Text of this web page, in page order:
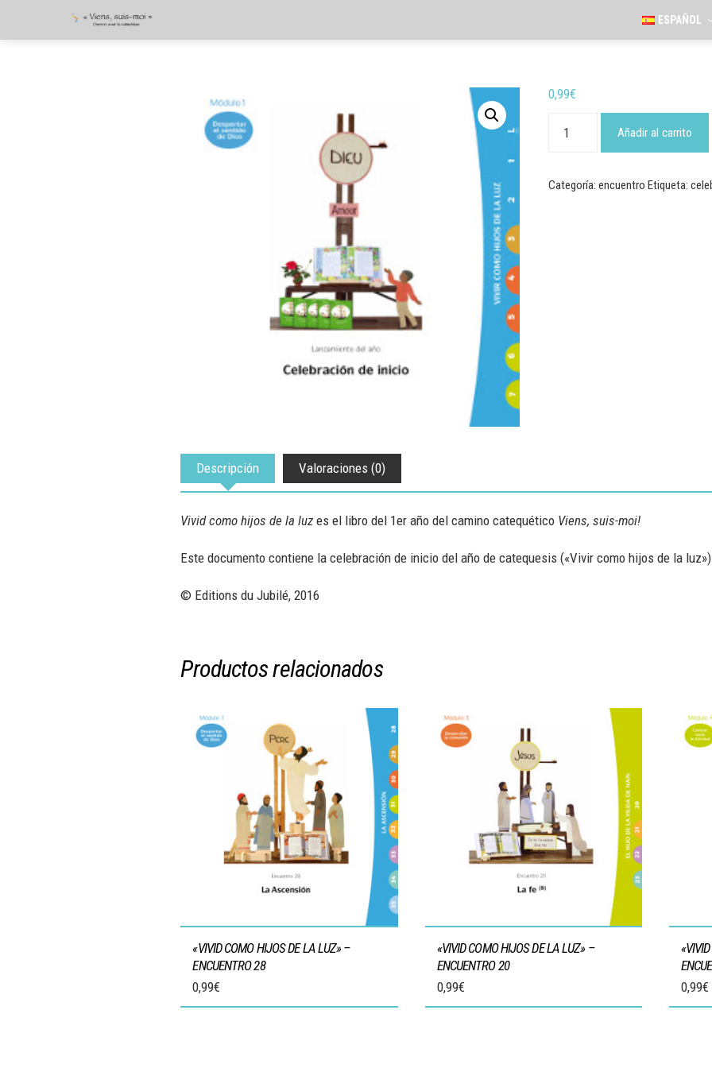
ESPAÑOL
0,99€
como
luz"
Añadir al carrito
Categoría: encuentro Etiqueta:
Descripción Valoraciones (0)
Vivid como hijos de la luz es el libro del 1er año del camino catequético Viens, suis-moi!
Este documento contiene la celebración de inicio del año de catequesis («Vivir como hijos de la
© Editions du Jubilé, 2016
Productos relacionados
«VIVID COMO HIJOS DE LA LUZ» –
ENCUENTRO 28
0,99€
«VIVID COMO HIJOS DE LA LUZ» –
ENCUENTRO 20
0,99€
0,99€